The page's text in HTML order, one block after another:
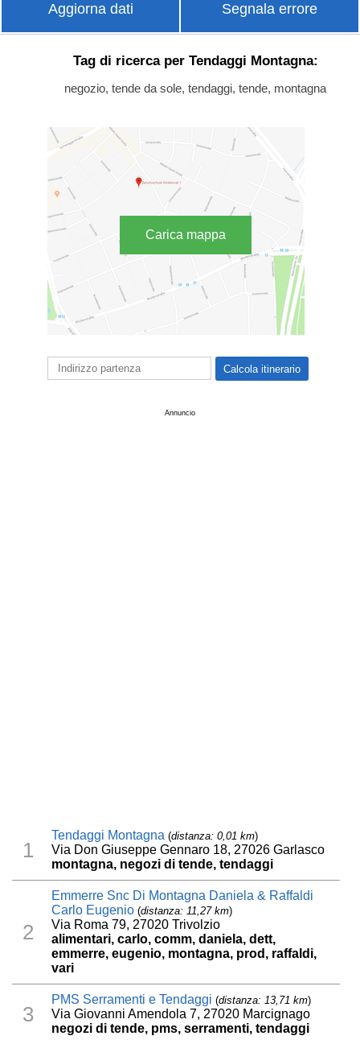
Aggiorna dati Segnala errore
Tag di ricerca per Tendaggi Montagna:
negozio, tende da sole, tendaggi, tende, montagna
Carica mappa
Annuncio
1
Tendaggi Montagna (distanza: 0,01 km)
Via Don Giuseppe Gennaro 18, 27026 Garlasco
montagna, negozi di tende, tendaggi
2
Emmerre Snc Di Montagna Daniela & Raffaldi
Carlo Eugenio (distanza: 11,27 km)
Via Roma 79, 27020 Trivolzio
alimentari, carlo, comm, daniela, dett,
emmerre, eugenio, montagna, prod, raffaldi,
vari
3
PMS Serramenti e Tendaggi (distanza: 13,71 km)
Via Giovanni Amendola 7, 27020 Marcignago
negozi di tende, pms, serramenti, tendaggi